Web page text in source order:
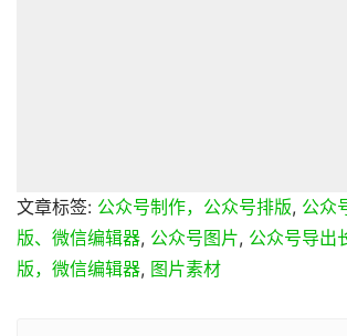
文章标签: 公众号制作，公众号排版, 公众
版、微信编辑器, 公众号图片, 公众号导出
版，微信编辑器, 图片素材